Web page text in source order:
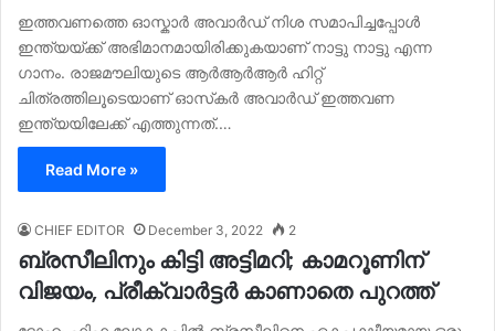
ഇത്തവണത്തെ ഓസ്കാര്‍ അവാര്‍ഡ് നിശ സമാപിച്ചപ്പോള്‍
ഇന്ത്യയ്ക്ക് അഭിമാനമായിരിക്കുകയാണ് നാട്ടു നാട്ടു എന്ന
ഗാനം. രാജമൗലിയുടെ ആര്‍ആര്‍ആര്‍ ഹിറ്റ്
ചിത്രത്തിലൂടെയാണ് ഓസ്‍കര്‍ അവാര്‍ഡ് ഇത്തവണ
ഇന്ത്യയിലേക്ക് എത്തുന്നത്.…
Read More »
CHIEF EDITOR December 3, 2022 2
ബ്രസീലിനും കിട്ടി അട്ടിമറി; കാമറൂണിന്
വിജയം, പ്രീക്വാർട്ടർ കാണാതെ പുറത്ത്